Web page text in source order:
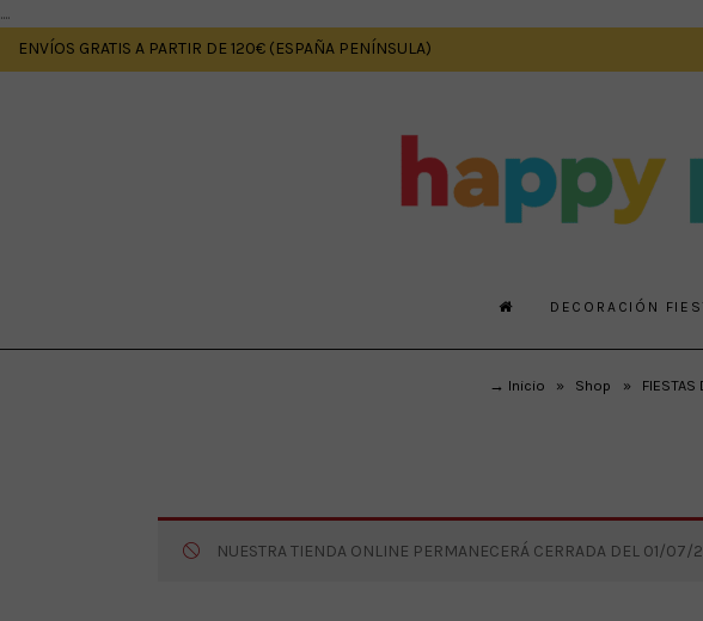
....
ENVÍOS GRATIS A PARTIR DE 120€ (ESPAÑA PENÍNSULA)
DECORACIÓN
→ Inicio » Shop » FIESTAS
NUESTRA TIENDA ONLINE PERMANECERÁ CERRADA DEL 01/